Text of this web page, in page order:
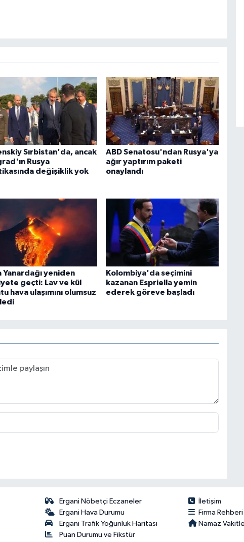
Sırbistan'da, ancak
Rusya
değişiklik yok
ABD Senatosu'ndan Rusya'ya
ağır yaptırım paketi
onaylandı
Yanardağı yeniden
geçti: Lav ve kül
hava ulaşımını olumsuz
Kolombiya'da seçimini
kazanan Espriella yemin
ederek göreve başladı
Ergani Nöbetçi Eczaneler
Ergani Hava Durumu
Ergani Trafik Yoğunluk Haritası
Puan Durumu ve Fikstür
İletişim
Firma Rehberi
Namaz